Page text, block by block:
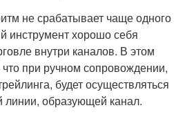
не срабатывает чаще одного
инструмент хорошо себя
внутри каналов. В этом
при ручном сопровождении,
будет осуществляться
линии, образующей канал.